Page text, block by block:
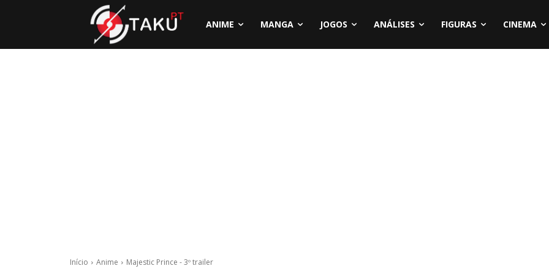
ANIME MANGA JOGOS ANÁLISES FIGURAS CINEMA
Início Anime Majestic Prince - 3º trailer